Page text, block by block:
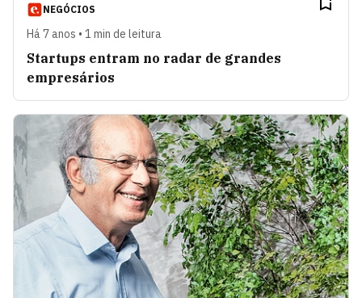
NEGÓCIOS
Há 7 anos • 1 min de leitura
Startups entram no radar de grandes
empresários